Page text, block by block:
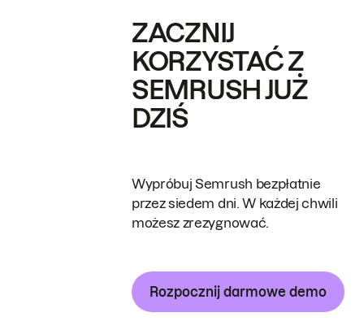
ZACZNIJ
KORZYSTAĆ Z
SEMRUSH JUŻ
DZIŚ
Wypróbuj Semrush bezpłatnie
przez siedem dni. W każdej chwili
możesz zrezygnować.
Rozpocznij darmowe demo